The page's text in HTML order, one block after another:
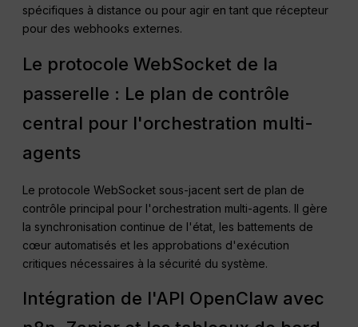
spécifiques à distance ou pour agir en tant que récepteur
pour des webhooks externes.
Le protocole WebSocket de la
passerelle : Le plan de contrôle
central pour l'orchestration multi-
agents
Le protocole WebSocket sous-jacent sert de plan de
contrôle principal pour l'orchestration multi-agents. Il gère
la synchronisation continue de l'état, les battements de
cœur automatisés et les approbations d'exécution
critiques nécessaires à la sécurité du système.
Intégration de l'API OpenClaw avec